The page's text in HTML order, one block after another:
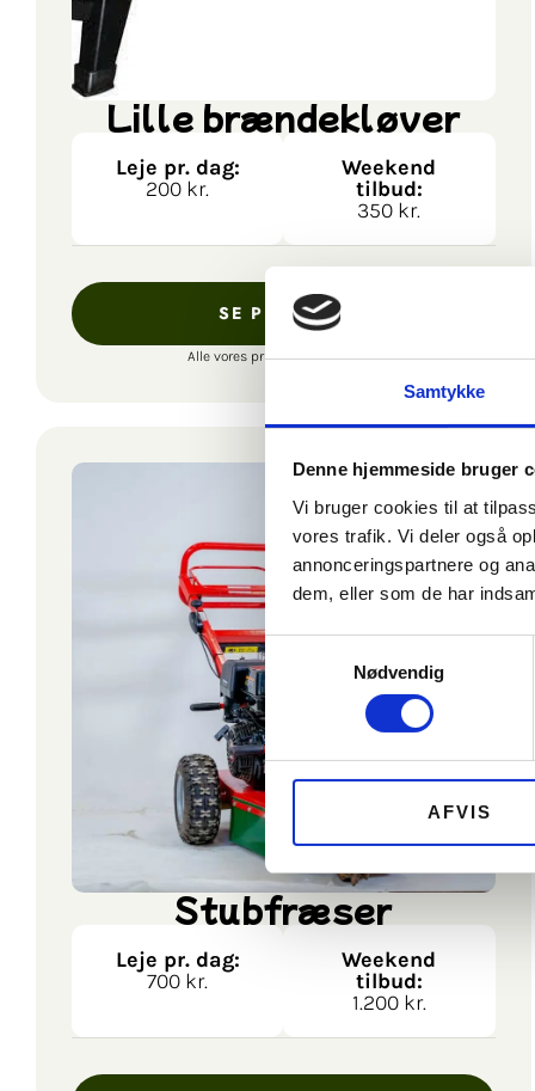
Samtykke
Denne hjemmeside bruger
Vi bruger cookies til at
vores trafik. Vi deler også
annonceringspartnere og
dem, eller som de har
Samtykkevalg
Nødvendig
AFVIS
Lille brændekløver
Leje pr. dag:
200 kr.
Weekend
tilbud:
350 kr.
SE PRODUKT
Alle vores priser er inkl. moms.
Stubfræser
Leje pr. dag:
700 kr.
Weekend
tilbud:
1.200 kr.